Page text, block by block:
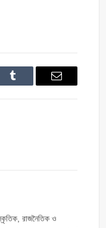
Tumblr Email
রাজনৈতিক ও